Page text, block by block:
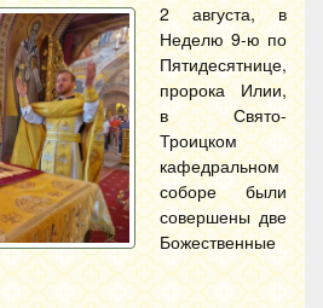
2 августа, в
Неделю 9-ю по
Пятидесятнице,
пророка Илии,
в Свято-
Троицком
кафедральном
соборе были
совершены две
Божественные